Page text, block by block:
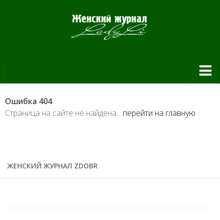
Красота
Шопинг
Ошибка 404
Страница на сайте не найдена... перейти на главную
ЖЕНСКИЙ ЖУРНАЛ ZDOBR